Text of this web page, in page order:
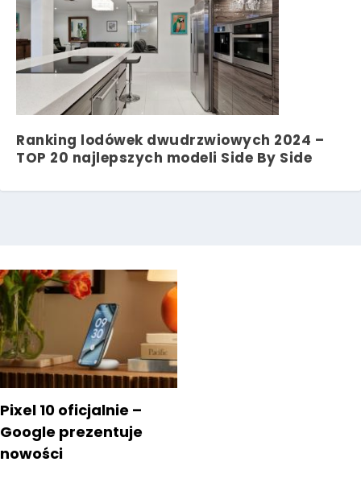
Ranking lodówek dwudrzwiowych 2024 –
TOP 20 najlepszych modeli Side By Side
Pixel 10 oficjalnie –
Google prezentuje
nowości